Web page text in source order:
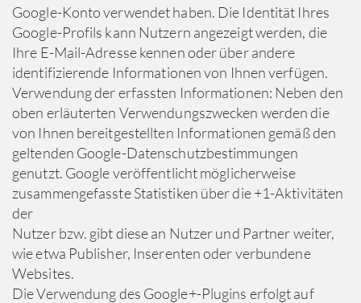
Google-Konto verwendet haben. Die Identität Ihres
Google-Profils kann Nutzern angezeigt werden, die
Ihre E-Mail-Adresse kennen oder über andere
identifizierende Informationen von Ihnen verfügen.
Verwendung der erfassten Informationen: Neben den
oben erläuterten Verwendungszwecken werden die
von Ihnen bereitgestellten Informationen gemäß den
geltenden Google-Datenschutzbestimmungen
genutzt. Google veröffentlicht möglicherweise
zusammengefasste Statistiken über die +1-Aktivitäten
der
Nutzer bzw. gibt diese an Nutzer und Partner weiter,
wie etwa Publisher, Inserenten oder verbundene
Websites.
Die Verwendung des Google+-Plugins erfolgt auf